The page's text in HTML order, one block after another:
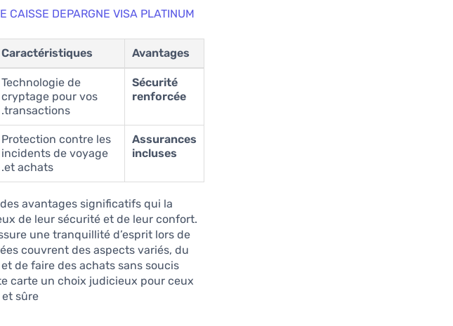
CAISSE DEPARGNE VISA PLATINUM
Avantages
Caractéristiques
Sécurité
renforcée
Technologie de
cryptage pour vos
transactions.
Assurances
incluses
Protection contre les
incidents de voyage
et achats.
avantages significatifs qui la
de leur sécurité et de leur confort.
une tranquillité d’esprit lors de
couvrent des aspects variés, du
de faire des achats sans soucis
carte un choix judicieux pour ceux
sûre.